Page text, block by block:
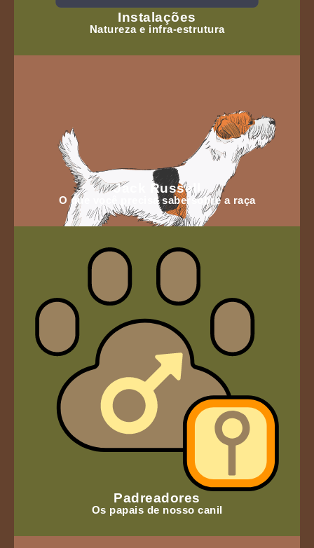
Instalações
Natureza e infra-estrutura
Jack Russell
O que você precisa sabersobre a raça
Padreadores
Os papais de nosso canil